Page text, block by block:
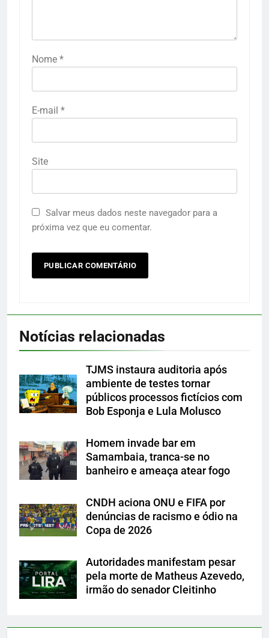
Nome *
E-mail *
Site
Salvar meus dados neste navegador para a
próxima vez que eu comentar.
Notícias relacionadas
TJMS instaura auditoria após
ambiente de testes tornar
públicos processos fictícios com
Bob Esponja e Lula Molusco
Homem invade bar em
Samambaia, tranca-se no
banheiro e ameaça atear fogo
CNDH aciona ONU e FIFA por
denúncias de racismo e ódio na
Copa de 2026
Autoridades manifestam pesar
pela morte de Matheus Azevedo,
irmão do senador Cleitinho